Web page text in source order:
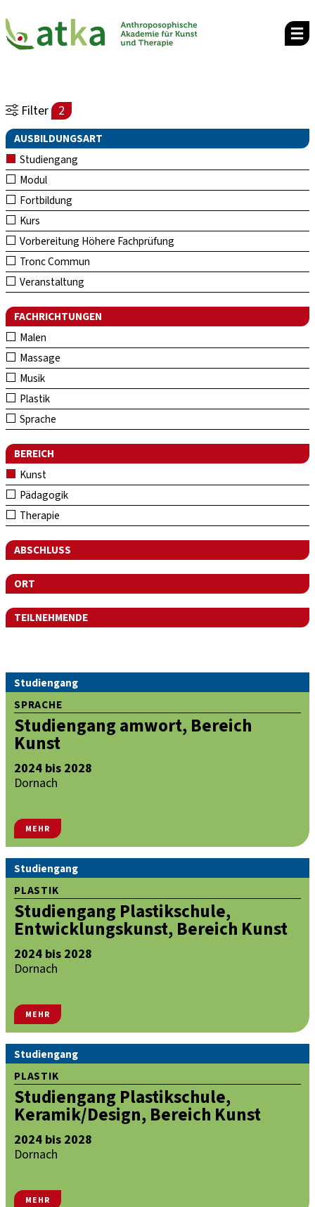
Filter 2
AUSBILDUNGSART
Studiengang
Modul
Fortbildung
Kurs
Vorbereitung Höhere Fachprüfung
Tronc Commun
Veranstaltung
FACHRICHTUNGEN
Malen
Massage
Musik
Plastik
Sprache
BEREICH
Kunst
Pädagogik
Therapie
ABSCHLUSS
ORT
TEILNEHMENDE
Studiengang
SPRACHE
Studiengang amwort, Bereich
Kunst
2024 bis 2028
Dornach
MEHR
Studiengang
PLASTIK
Studiengang Plastikschule,
Entwicklungskunst, Bereich Kunst
2024 bis 2028
Dornach
MEHR
Studiengang
PLASTIK
Studiengang Plastikschule,
Keramik/Design, Bereich Kunst
2024 bis 2028
Dornach
MEHR